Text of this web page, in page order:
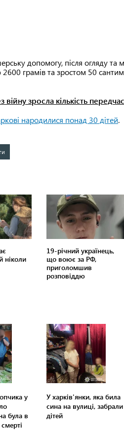
допомогу, після огляду та
грамів та зростом 50
зросла кількість
народилися понад 30 дітей.
у
була в
смерті
У харків'янки, яка била
сина на вулиці, забрали
дітей